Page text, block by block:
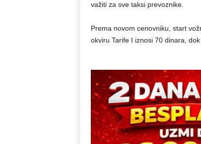
važiti za sve taksi prevoznike.
Prema novom cenovniku, start
okviru Tarife I iznosi 70 dinara,